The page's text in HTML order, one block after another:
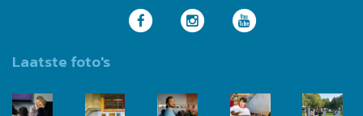
Laatste foto's